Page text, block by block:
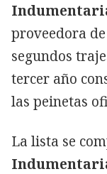
proveedora
segundos
tercer año
las peinetas
La lista se